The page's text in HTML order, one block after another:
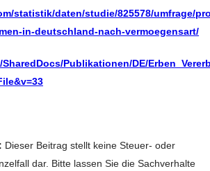
statistik/daten/studie/825578/umfrage/
in-deutschland-nach-vermoegensart/
Publikationen/DE/
Dieser Beitrag stellt keine Steuer- oder
dar. Bitte lassen Sie die Sachverhalte